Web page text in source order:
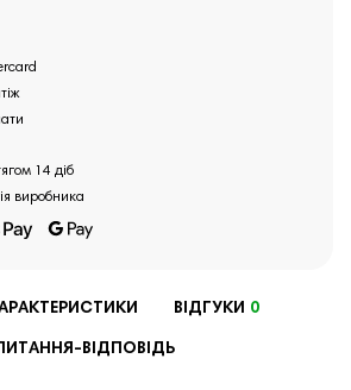
14 діб
виробника
ВІДГУКИ 0
ВІДПОВІДЬ